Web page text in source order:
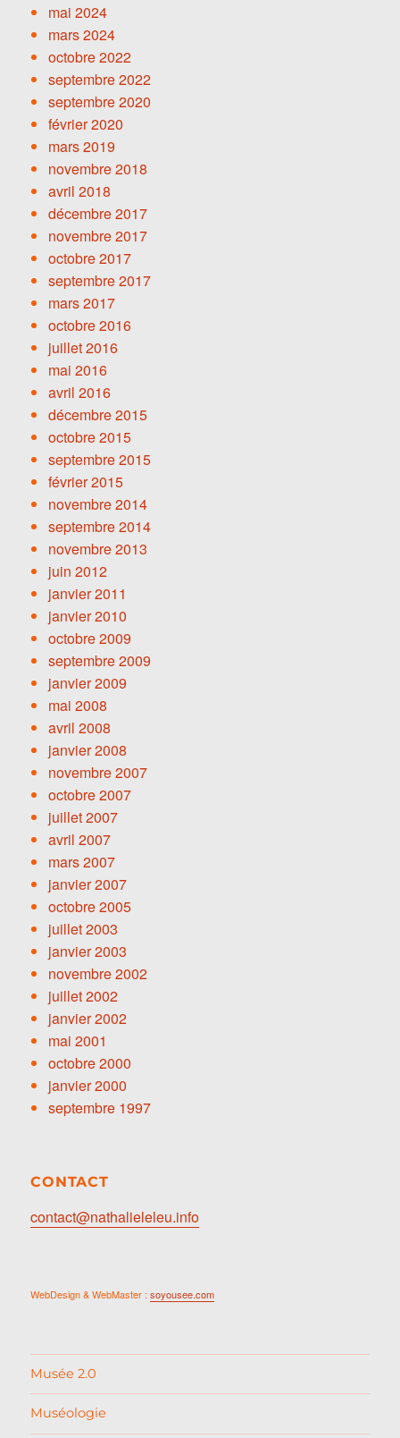
mai 2024
mars 2024
octobre 2022
septembre 2022
septembre 2020
février 2020
mars 2019
novembre 2018
avril 2018
décembre 2017
novembre 2017
octobre 2017
septembre 2017
mars 2017
octobre 2016
juillet 2016
mai 2016
avril 2016
décembre 2015
octobre 2015
septembre 2015
février 2015
novembre 2014
septembre 2014
novembre 2013
juin 2012
janvier 2011
janvier 2010
octobre 2009
septembre 2009
janvier 2009
mai 2008
avril 2008
janvier 2008
novembre 2007
octobre 2007
juillet 2007
avril 2007
mars 2007
janvier 2007
octobre 2005
juillet 2003
janvier 2003
novembre 2002
juillet 2002
janvier 2002
mai 2001
octobre 2000
janvier 2000
septembre 1997
CONTACT
contact@nathalieleleu.info
WebDesign & WebMaster :soyousee.com
Musée 2.0
Muséologie